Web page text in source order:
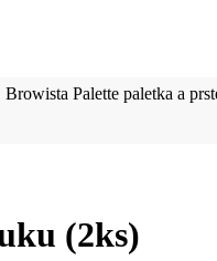
Browista Palette paletka a
(2ks)